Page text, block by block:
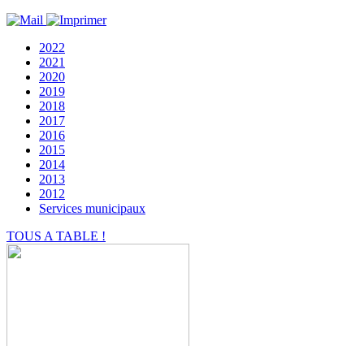
2022
2021
2020
2019
2018
2017
2016
2015
2014
2013
2012
Services municipaux
TOUS A TABLE !